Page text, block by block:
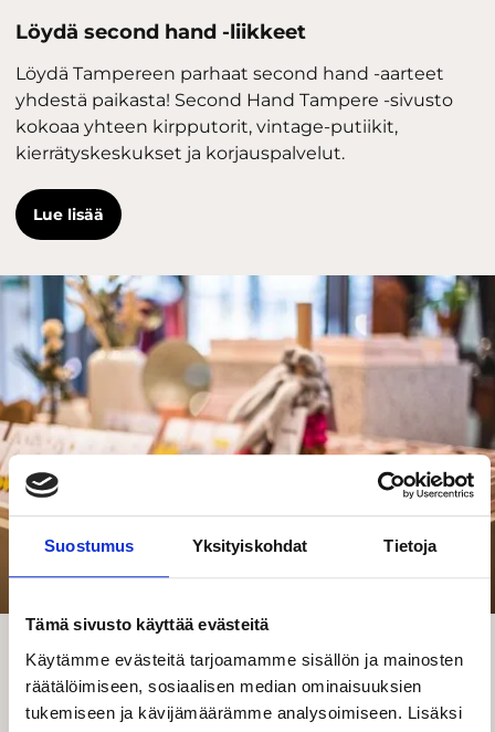
Suostumus Yksityiskohdat Tietoja
Tämä sivusto käyttää evästeitä
Käytämme evästeitä tarjoamamme sisällön ja mainosten
räätälöimiseen, sosiaalisen median ominaisuuksien
tukemiseen ja kävijämäärämme analysoimiseen. Lisäksi
Löydä second hand -liikkeet
Löydä Tampereen parhaat second hand -aarteet
yhdestä paikasta! Second Hand Tampere -sivusto
kokoaa yhteen kirpputorit, vintage-putiikit,
kierrätyskeskukset ja korjauspalvelut.
Lue lisää
Tutustu Tampereen designkohteisiin
Tutustu Tampereen designkohteisiin